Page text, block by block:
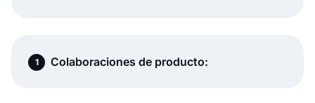
Colaboraciones de producto: